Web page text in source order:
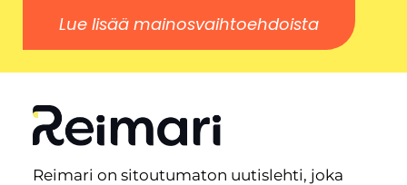
Lue lisää mainosvaihtoehdoista
Reimari on sitoutumaton uutislehti, joka